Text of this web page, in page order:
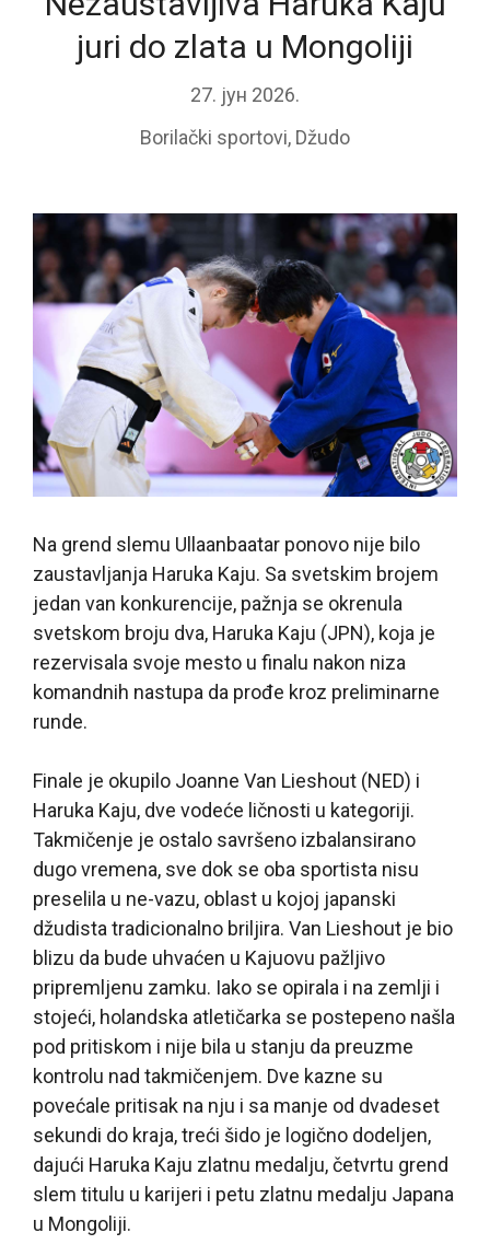
juri do zlata u Mongoliji
27. јун 2026.
Borilački sportovi, Džudo
Na grend slemu Ullaanbaatar ponovo nije bilo
zaustavljanja Haruka Kaju. Sa svetskim brojem
jedan van konkurencije, pažnja se okrenula
svetskom broju dva, Haruka Kaju (JPN), koja je
rezervisala svoje mesto u finalu nakon niza
komandnih nastupa da prođe kroz preliminarne
runde.
Finale je okupilo Joanne Van Lieshout (NED) i
Haruka Kaju, dve vodeće ličnosti u kategoriji.
Takmičenje je ostalo savršeno izbalansirano
dugo vremena, sve dok se oba sportista nisu
preselila u ne-vazu, oblast u kojoj japanski
džudista tradicionalno briljira. Van Lieshout je bio
blizu da bude uhvaćen u Kajuovu pažljivo
pripremljenu zamku. Iako se opirala i na zemlji i
stojeći, holandska atletičarka se postepeno našla
pod pritiskom i nije bila u stanju da preuzme
kontrolu nad takmičenjem. Dve kazne su
povećale pritisak na nju i sa manje od dvadeset
sekundi do kraja, treći šido je logično dodeljen,
dajući Haruka Kaju zlatnu medalju, četvrtu grend
slem titulu u karijeri i petu zlatnu medalju Japana
u Mongoliji.